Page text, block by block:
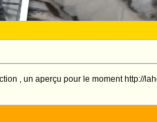
, un aperçu pour le moment http://